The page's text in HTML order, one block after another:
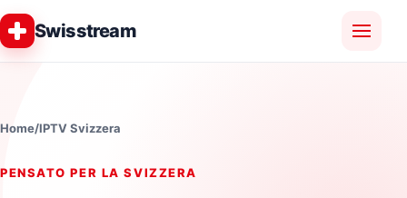
Swisstream
Home/IPTV Svizzera
PENSATO PER LA SVIZZERA